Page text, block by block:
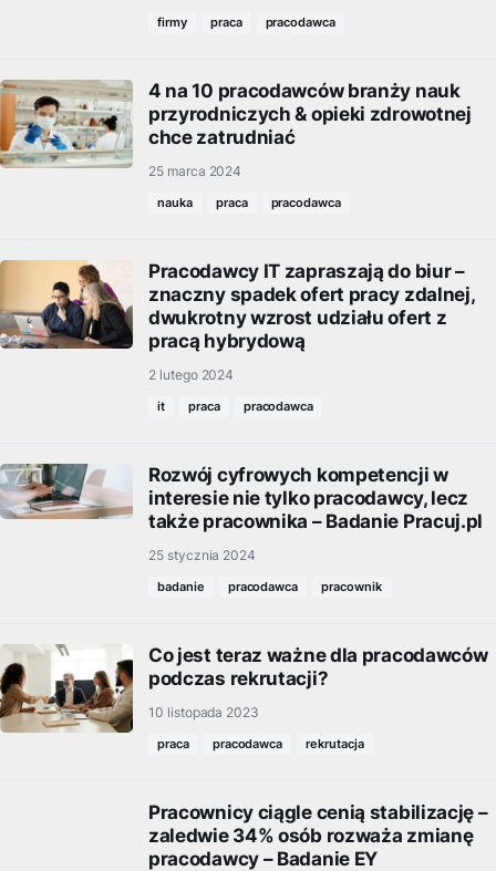
firmy praca pracodawca
4 na 10 pracodawców branży nauk
przyrodniczych & opieki zdrowotnej
chce zatrudniać
25 marca 2024
nauka praca pracodawca
Pracodawcy IT zapraszają do biur –
znaczny spadek ofert pracy zdalnej,
dwukrotny wzrost udziału ofert z
pracą hybrydową
2 lutego 2024
it praca pracodawca
Rozwój cyfrowych kompetencji w
interesie nie tylko pracodawcy, lecz
także pracownika – Badanie Pracuj.pl
25 stycznia 2024
badanie pracodawca pracownik
Co jest teraz ważne dla pracodawców
podczas rekrutacji?
10 listopada 2023
praca pracodawca rekrutacja
Pracownicy ciągle cenią stabilizację –
zaledwie 34% osób rozważa zmianę
pracodawcy – Badanie EY